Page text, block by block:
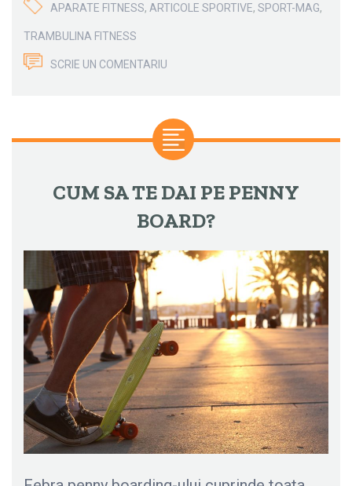
APARATE FITNESS, ARTICOLE SPORTIVE, SPORT-MAG,
TRAMBULINA FITNESS
SCRIE UN COMENTARIU
CUM SA TE DAI PE PENNY
BOARD?